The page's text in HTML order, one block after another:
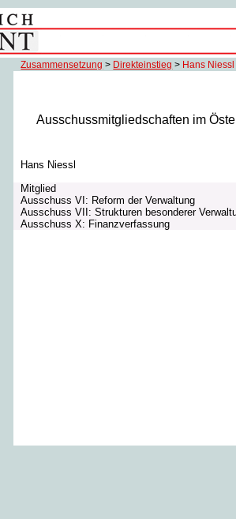
Zusammensetzung > Direkteinstieg > Hans Niessl
Ausschussmitgliedschaften im
Hans Niessl
Mitglied
Ausschuss VI: Reform der Verwaltung
Ausschuss VII: Strukturen besonderer
Ausschuss X: Finanzverfassung